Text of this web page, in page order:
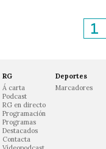
1
RG
Á carta
Podcast
RG en directo
Programación
Programas
Destacados
Contacta
Deportes
Marcadores